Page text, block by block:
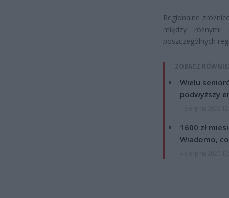
Regionalne
między różnymi
poszczególnych
ZOBACZ
Wielu
podwyższy
1600 zł
Wiadomo,